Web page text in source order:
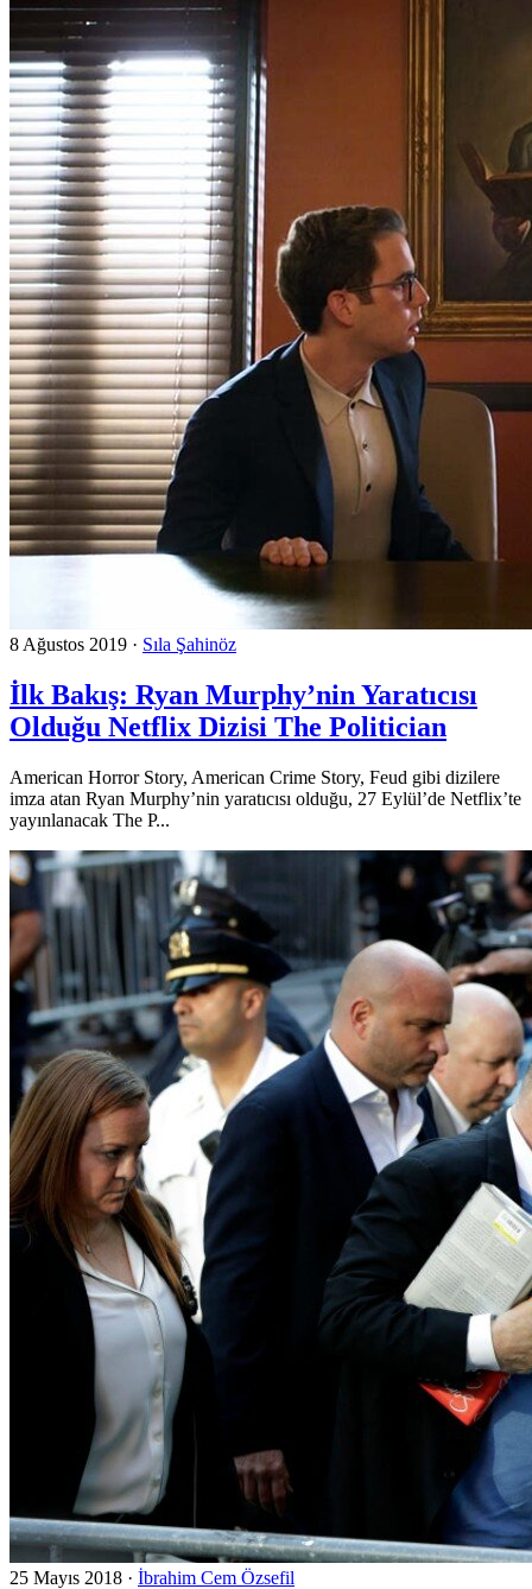
8 Ağustos 2019 · Sıla Şahinöz
İlk Bakış: Ryan Murphy’nin Yaratıcısı
Olduğu Netflix Dizisi The Politician
American Horror Story, American Crime Story, Feud gibi dizilere
imza atan Ryan Murphy’nin yaratıcısı olduğu, 27 Eylül’de Netflix’te
yayınlanacak The P...
25 Mayıs 2018 · İbrahim Cem Özsefil